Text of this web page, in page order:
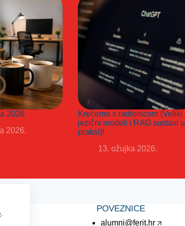
2026
2026.
Krećemo s radionicom (Veliki
jezični modeli i RAG sustavi u
praksi)!
13. ožujka 2026.
POVEZNICE
alumni@ferit.hr